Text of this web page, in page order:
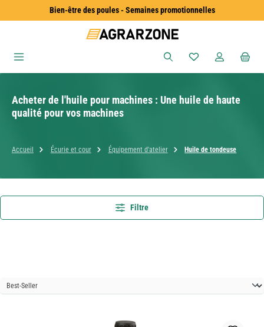
Passer au contenu principalBien-être des poules - Semaines promotionnelles
Vous avez 0
Acheter de l'huile pour machines : Une huile de haute
qualité pour vos machines
Accueil Écurie et cour Équipement d'atelier Huile de tondeuse
Filtre